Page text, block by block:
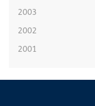
2003
2002
2001